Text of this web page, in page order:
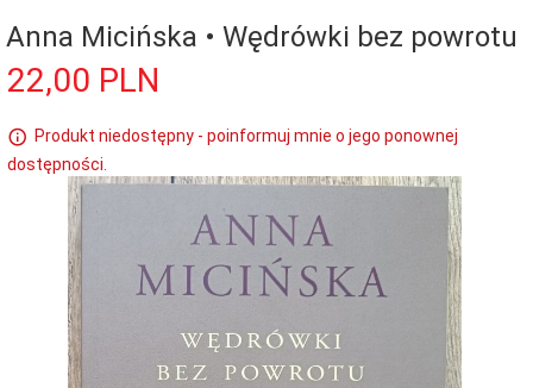
Anna Micińska • Wędrówki bez powrotu
22,00 PLN
Produkt niedostępny - poinformuj mnie o jego ponownej
dostępności.